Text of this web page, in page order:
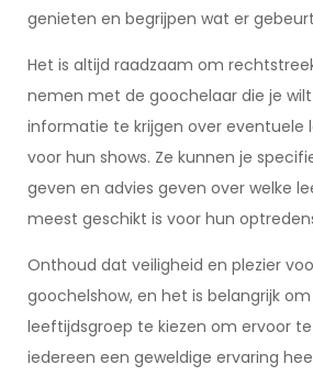
genieten en begrijpen wat er
Het is altijd raadzaam om
nemen met de goochelaar die je
informatie te krijgen over eventuele
voor hun shows. Ze kunnen je
geven en advies geven over welke
meest geschikt is voor hun
Onthoud dat veiligheid en plezier
goochelshow, en het is belangrijk
leeftijdsgroep te kiezen om ervoor
iedereen een geweldige ervaring